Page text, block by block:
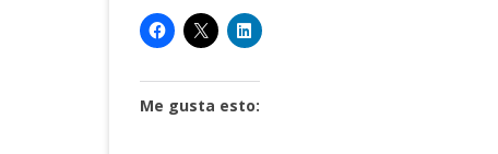
Me gusta esto: